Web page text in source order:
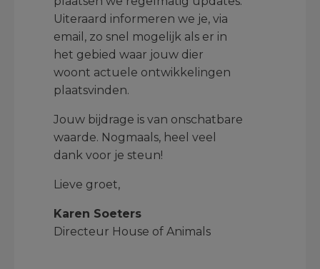
Uiteraard informeren we je, via
email, zo snel mogelijk als er in
het gebied waar jouw dier
woont actuele ontwikkelingen
plaatsvinden.
Jouw bijdrage is van onschatbare
waarde. Nogmaals, heel veel
dank voor je steun!
Lieve groet,
Karen Soeters
Directeur House of Animals